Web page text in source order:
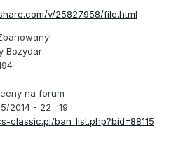
v/25827958/file.html
Bozydar
na forum
2014 - 22 : 19 :
classic.pl/ban_list.php?bid=88115